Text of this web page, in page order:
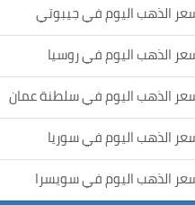
الذهب اليوم في جيبوتي
الذهب اليوم في روسيا
الذهب اليوم في سلطنة عمان
الذهب اليوم في سوريا
الذهب اليوم في سويسرا